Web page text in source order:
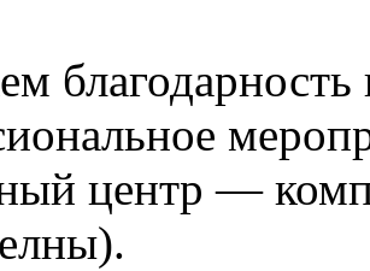
благодарность
центр —